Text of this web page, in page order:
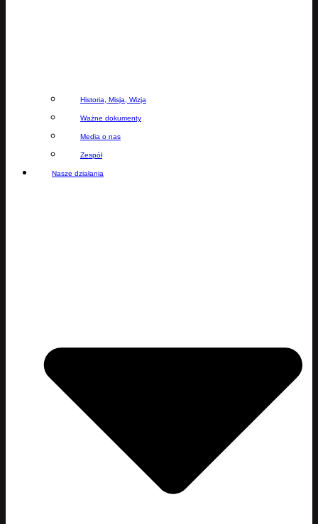
Historia, Misja, Wizja
Ważne dokumenty
Media o nas
Zespół
Nasze działania